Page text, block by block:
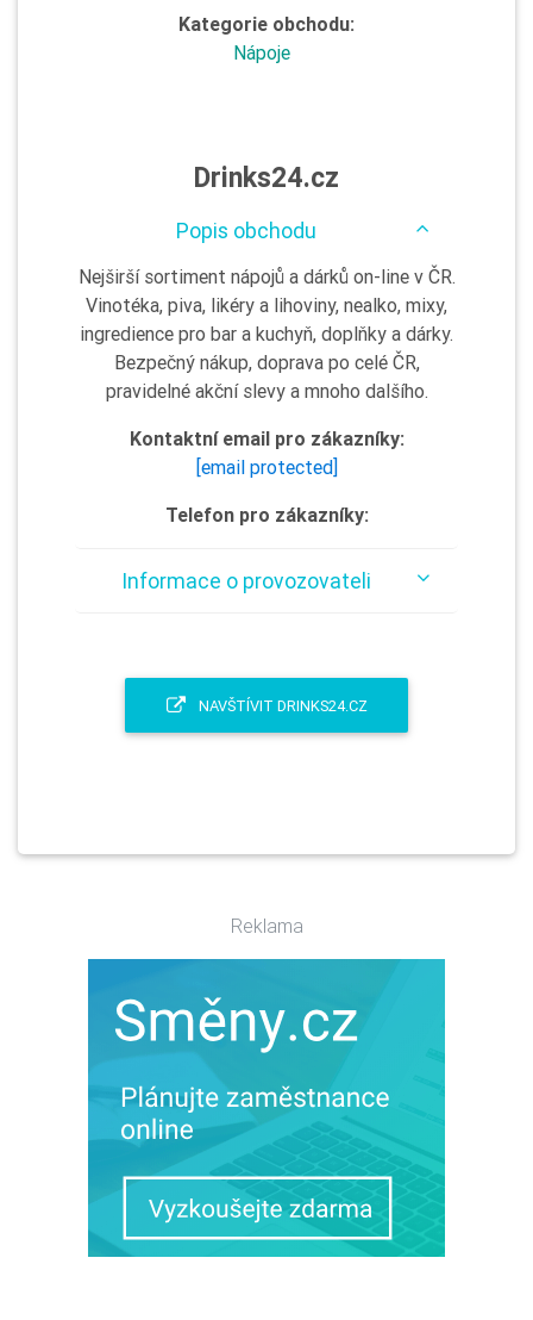
Kategorie obchodu:
Nápoje
Drinks24.cz
Popis obchodu
Nejširší sortiment nápojů a dárků on-line v ČR.
Vinotéka, piva, likéry a lihoviny, nealko, mixy,
ingredience pro bar a kuchyň, doplňky a dárky.
Bezpečný nákup, doprava po celé ČR,
pravidelné akční slevy a mnoho dalšího.
Kontaktní email pro zákazníky:
[email protected]
Telefon pro zákazníky:
Informace o provozovateli
NAVŠTÍVIT DRINKS24.CZ
Reklama